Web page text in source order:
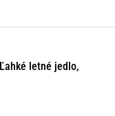
letné jedlo,